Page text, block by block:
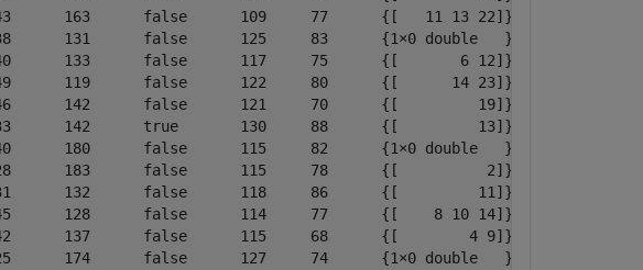
163      false      109     77      {[   11 13 22]}
131      false      125     83      {1×0 double   }
133      false      117     75      {[       6 12]}
119      false      122     80      {[      14 23]}
142      false      121     70      {[         19]}
142      true       130     88      {[         13]}
180      false      115     82      {1×0 double   }
183      false      115     78      {[          2]}
132      false      118     86      {[         11]}
128      false      114     77      {[    8 10 14]}
137      false      115     68      {[        4 9]}
174      false      127     74      {1×0 double   }